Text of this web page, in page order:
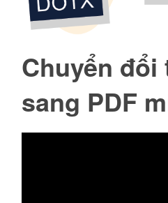
Chuyển đổi
sang PDF